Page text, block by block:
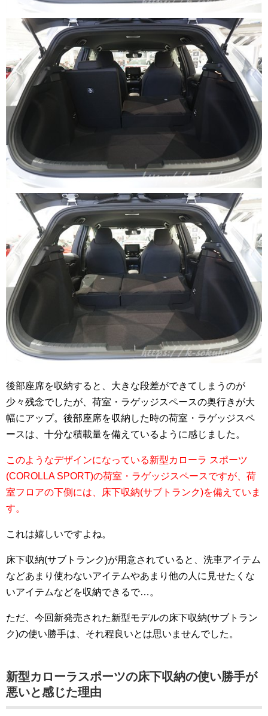
後部座席を収納すると、大きな段差ができてしまうのが
少々残念でしたが、荷室・ラゲッジスペースの奥行きが大
幅にアップ。後部座席を収納した時の荷室・ラゲッジスペ
ースは、十分な積載量を備えているように感じました。
このようなデザインになっている新型カローラ スポーツ
(COROLLA SPORT)の荷室・ラゲッジスペースですが、荷
室フロアの下側には、床下収納(サブトランク)を備えていま
す。
これは嬉しいですよね。
床下収納(サブトランク)が用意されていると、洗車アイテム
などあまり使わないアイテムやあまり他の人に見せたくな
いアイテムなどを収納できるで…。
ただ、今回新発売された新型モデルの床下収納(サブトラン
ク)の使い勝手は、それ程良いとは思いませんでした。
新型カローラスポーツの床下収納の使い勝手が
悪いと感じた理由